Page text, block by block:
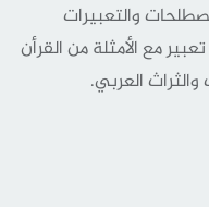
والتعبيرات
مع الأمثلة من القرأن
العربي.